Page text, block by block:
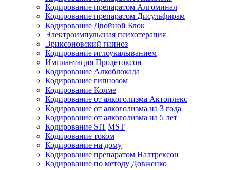
Кодирование препаратом Алгоминал
Кодирование препаратом Дисульфирам
Кодирование Двойной Блок
Электроимпульсная психотерапия
Эриксоновский гипноз
Кодирование иглоукалыванием
Имплантация Продетоксон
Кодирование Алкоблокада
Кодирование гипнозом
Кодирование Колме
Кодирование от алкоголизма Актоплекс
Кодирование от алкоголизма на 3 года
Кодирование от алкоголизма на 5 лет
Кодирование SIT|MST
Кодирование током
Кодирование на дому
Кодирование препаратом Налтрексон
Кодирование по методу Довженко